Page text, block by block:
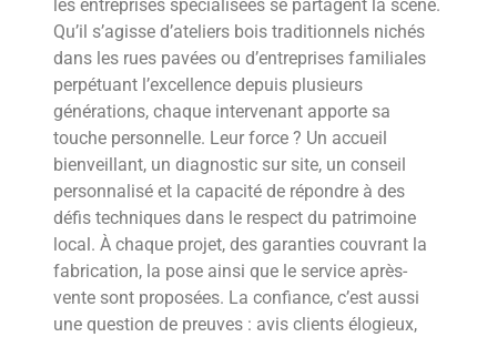
les entreprises spécialisées se partagent la scène.
Qu’il s’agisse d’ateliers bois traditionnels nichés
dans les rues pavées ou d’entreprises familiales
perpétuant l’excellence depuis plusieurs
générations, chaque intervenant apporte sa
touche personnelle. Leur force ? Un accueil
bienveillant, un diagnostic sur site, un conseil
personnalisé et la capacité de répondre à des
défis techniques dans le respect du patrimoine
local. À chaque projet, des garanties couvrant la
fabrication, la pose ainsi que le service après-
vente sont proposées. La confiance, c’est aussi
une question de preuves : avis clients élogieux,